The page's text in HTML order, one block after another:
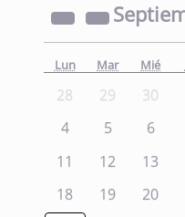
Lun Mar Mié
28 29 30
4
5 6
11
12 13
18
19 20